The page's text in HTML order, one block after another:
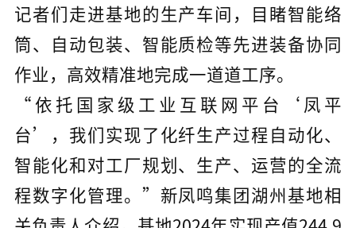
记者们走进基地的生产车间，目睹智能络
筒、自动包装、智能质检等先进装备协同
作业，高效精准地完成一道道工序。
“依托国家级工业互联网平台‘凤平
台’，我们实现了化纤生产过程自动化、
智能化和对工厂规划、生产、运营的全流
程数字化管理。”新凤鸣集团湖州基地相